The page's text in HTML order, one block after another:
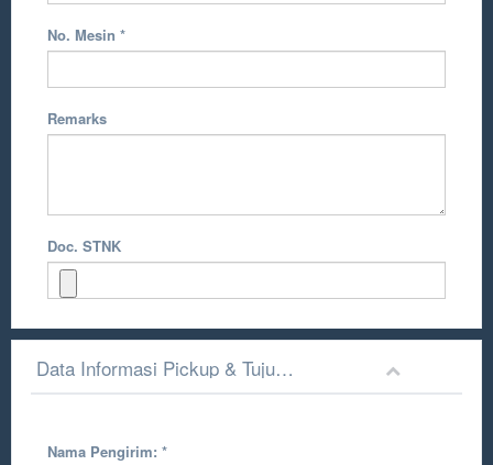
No. Mesin *
Remarks
Doc. STNK
Data Informasi Pickup & Tujuan Pengiriman
Nama Pengirim: *